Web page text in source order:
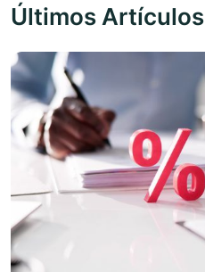
Últimos Artículos